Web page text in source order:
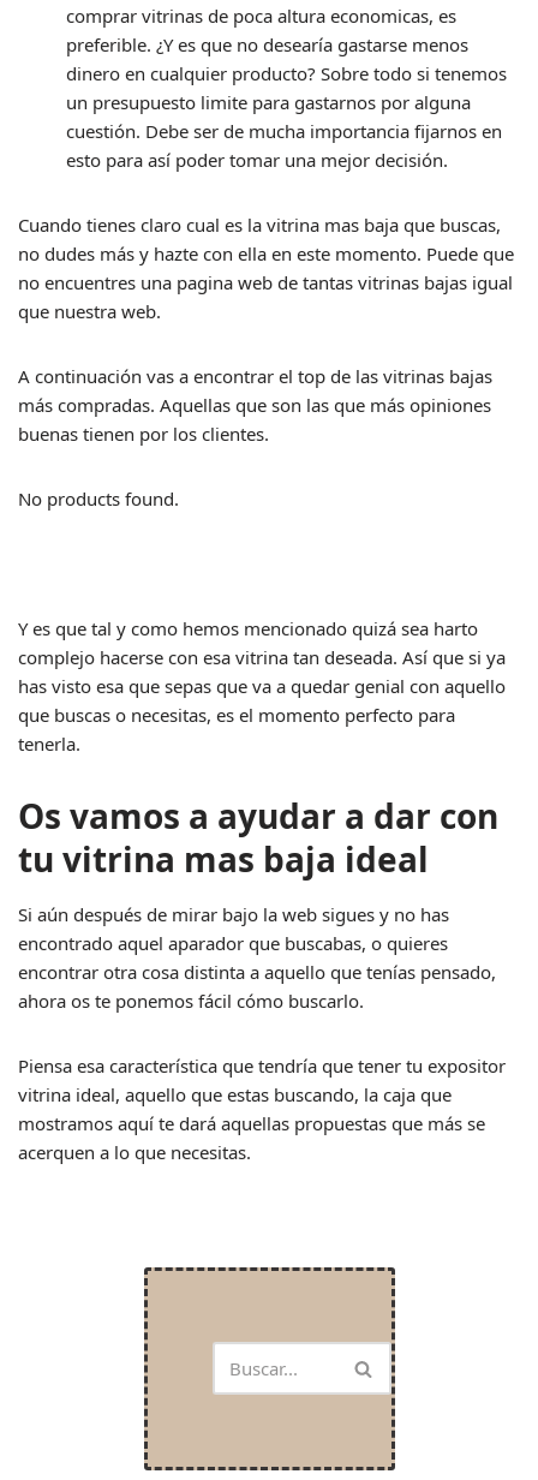
comprar vitrinas de poca altura economicas, es
preferible. ¿Y es que no desearía gastarse menos
dinero en cualquier producto? Sobre todo si tenemos
un presupuesto limite para gastarnos por alguna
cuestión. Debe ser de mucha importancia fijarnos en
esto para así poder tomar una mejor decisión.
Cuando tienes claro cual es la vitrina mas baja que buscas,
no dudes más y hazte con ella en este momento. Puede que
no encuentres una pagina web de tantas vitrinas bajas igual
que nuestra web.
A continuación vas a encontrar el top de las vitrinas bajas
más compradas. Aquellas que son las que más opiniones
buenas tienen por los clientes.
No products found.
Y es que tal y como hemos mencionado quizá sea harto
complejo hacerse con esa vitrina tan deseada. Así que si ya
has visto esa que sepas que va a quedar genial con aquello
que buscas o necesitas, es el momento perfecto para
tenerla.
Os vamos a ayudar a dar con
tu vitrina mas baja ideal
Si aún después de mirar bajo la web sigues y no has
encontrado aquel aparador que buscabas, o quieres
encontrar otra cosa distinta a aquello que tenías pensado,
ahora os te ponemos fácil cómo buscarlo.
Piensa esa característica que tendría que tener tu expositor
vitrina ideal, aquello que estas buscando, la caja que
mostramos aquí te dará aquellas propuestas que más se
acerquen a lo que necesitas.